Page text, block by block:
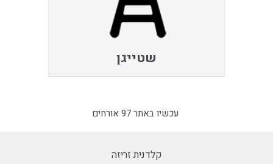
שטייגן
עכשיו באתר 97 אורחים
קלדנית זריזה